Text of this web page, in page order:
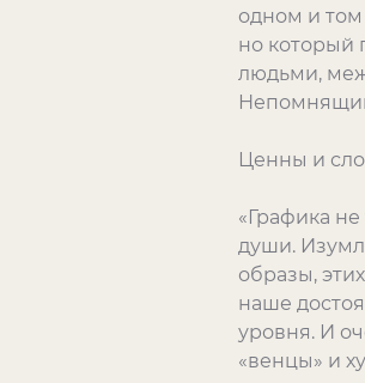
одном и том
но который
людьми,
Ценны и
«Графика
души.
образы,
наше
уровня. И
«венцы» и